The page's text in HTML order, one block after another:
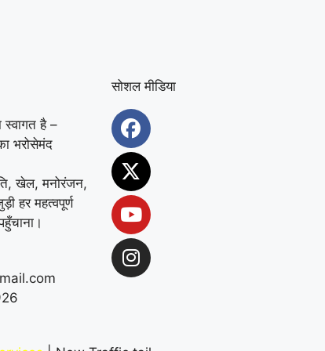
में 10 से अधिक लोगों पर
हमला करने का आरोप
कुरुक्षेत्र में ATM तोड़कर
चोरी की कोशिश नाकाम,
CCTV फुटेज के आधार पर
पुलिस ने शुरू की जांच
फरीदाबाद स्कूल में महिला
है –
भरोसेमंद
खेल, मनोरंजन,
हर महत्वपूर्ण
सोशल मीडिया